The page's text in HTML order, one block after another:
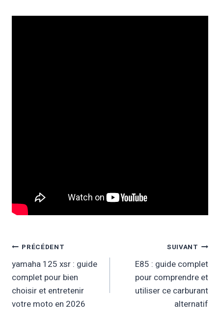
Navigation
De
L’article
PRÉCÉDENT
yamaha 125 xsr : guide
complet pour bien
choisir et entretenir
votre moto en 2026
SUIVANT
E85 : guide complet
pour comprendre et
utiliser ce carburant
alternatif